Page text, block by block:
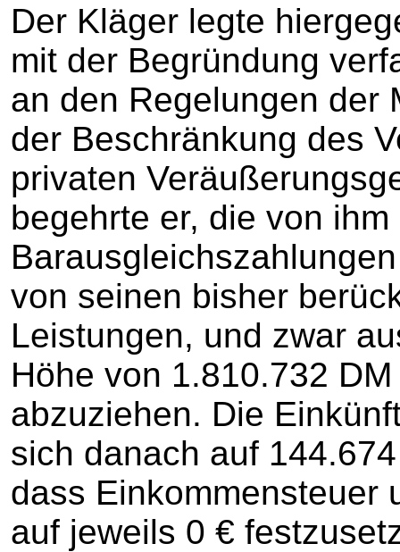
Der Kläger legte
mit der Begründung
an den Regelungen der
der Beschränkung des
privaten
begehrte er, die von
von seinen bisher
Leistungen, und zwar
Höhe von 1.810.732
abzuziehen. Die
sich danach auf
dass Einkommensteuer
auf jeweils 0 €